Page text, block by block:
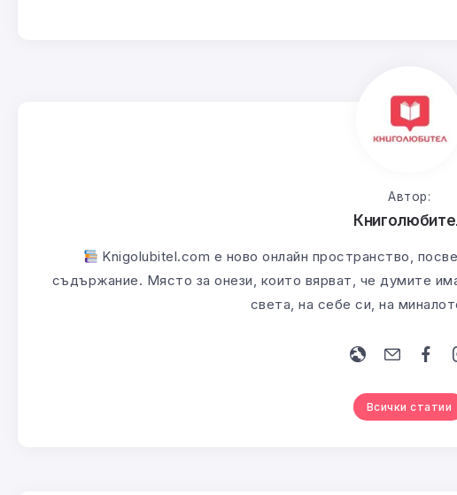
Автор:
Knigolubitel.com е ново онлайн пространство,
съдържание. Място за онези, които вярват, че думите
света, на себе си, на
Всички статии